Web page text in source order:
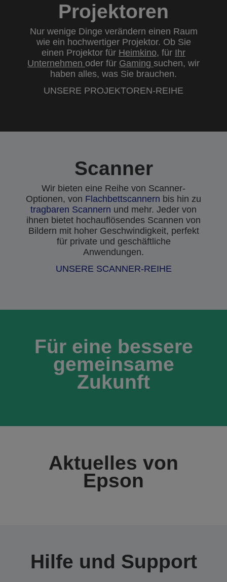
Projektoren
Nur wenige Dinge verändern einen Raum
wie ein hochwertiger Projektor. Ob Sie
einen Projektor für Heimkino, für Ihr
Unternehmen oder für Gaming suchen, wir
haben alles, was Sie brauchen.
UNSERE PROJEKTOREN-REIHE
Scanner
Wir bieten eine Reihe von Scanner-
Optionen, von Flachbettscannern bis hin zu
tragbaren Scannern und mehr. Jeder von
ihnen bietet hochauflösendes Scannen von
Bildern mit hoher Geschwindigkeit, perfekt
für private und geschäftliche
Anwendungen.
UNSERE SCANNER-REIHE
Für eine bessere
gemeinsame
Zukunft
Aktuelles von
Epson
Hilfe und Support